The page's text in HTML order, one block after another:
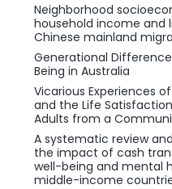
Neighborhood
household income and
Chinese mainland
Generational
Being in Australia
Vicarious Experiences
and the Life
Adults from a
A systematic review
the impact of cash
well-being and mental
middle-income